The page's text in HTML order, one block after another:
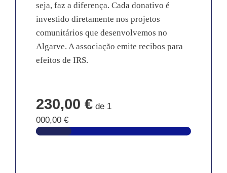
seja, faz a diferença. Cada donativo é
investido diretamente nos projetos
comunitários que desenvolvemos no
Algarve. A associação emite recibos para
efeitos de IRS.
230,00 € de 1
000,00 €